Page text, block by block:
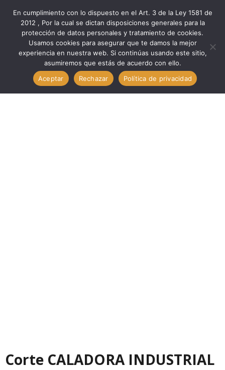
Marcas
Total
Corte CALADORA INDUSTRIAL 800 WTS C/ GUIA // TOTAL
UTS2081006
Corte CALADORA INDUSTRIAL
En cumplimiento con lo dispuesto en el Art. 3 de la Ley 1581 de
2012 , Por la cual se dictan disposiciones generales para la
protección de datos personales y tratamiento de cookies.
Usamos cookies para asegurar que te damos la mejor
experiencia en nuestra web. Si continúas usando este sitio,
asumiremos que estás de acuerdo con ello.
Aceptar
Rechazar Política de privacidad